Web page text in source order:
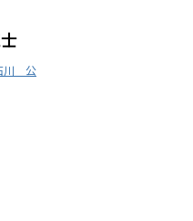
川 公